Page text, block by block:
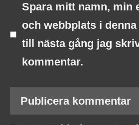
Spara mitt namn, min
och webbplats i
till nästa gång jag
kommentar.